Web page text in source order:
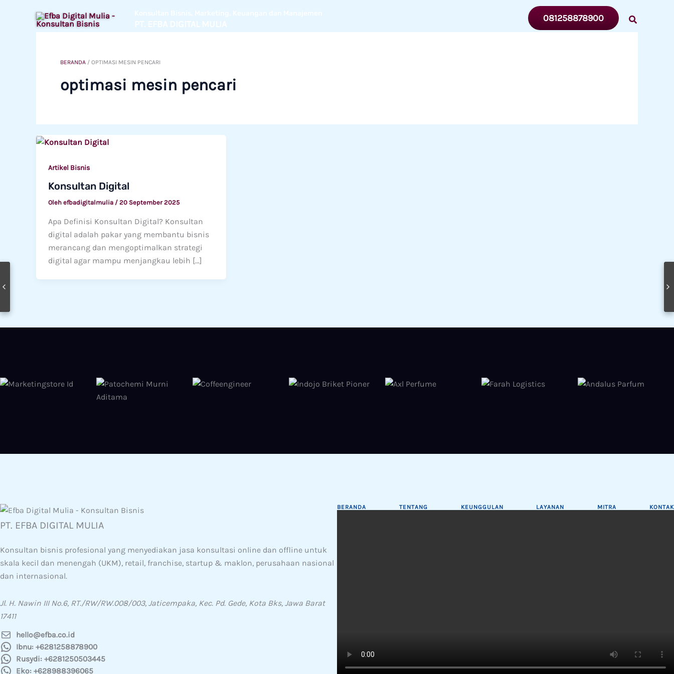
Konsultan Bisnis, Marketing, Keuangan dan Manajemen
PT. EFBA DIGITAL MULIA
081258878900
BERANDA / OPTIMASI MESIN PENCARI
optimasi mesin pencari
Artikel Bisnis
Konsultan Digital
Oleh efbadigitalmulia / 20 September 2025
Apa Definisi Konsultan Digital? Konsultan
digital adalah pakar yang membantu bisnis
merancang dan mengoptimalkan strategi
digital agar mampu menjangkau lebih […]
PT. EFBA DIGITAL MULIA
Konsultan bisnis profesional yang menyediakan jasa konsultasi online dan offline untuk
skala kecil dan menengah (UKM), retail, franchise, startup & maklon, perusahaan nasional
dan internasional.
Jl. H. Nawin III No.6, RT./RW/RW.008/003, Jaticempaka, Kec. Pd. Gede, Kota Bks, Jawa Barat
17411
hello@efba.co.id
Ibnu: +6281258878900
Rusydi: +6281250503445
Eko: +628988396065
BERANDA TENTANG KEUNGGULAN LAYANAN MITRA KONTAK